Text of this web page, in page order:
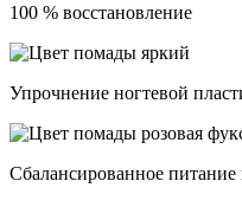
100 % восстановление
Упрочнение ногтевой
Сбалансированное питание